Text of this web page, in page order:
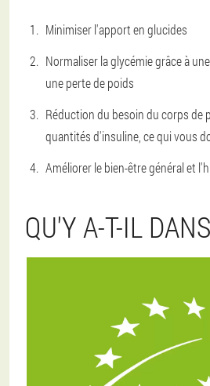
Minimiser l'apport en glucides
Normaliser la glycémie grâce à
une perte de poids
Réduction du besoin du corps de
quantités d'insuline, ce qui vous
Améliorer le bien-être général et
QU'Y A-T-IL